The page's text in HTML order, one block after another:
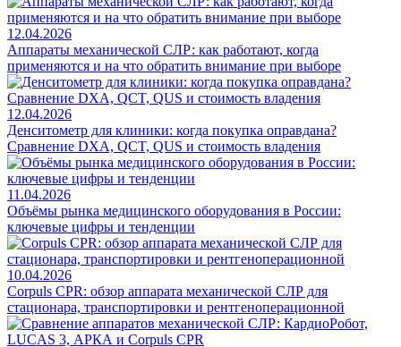
12.04.2026
Аппараты механической СЛР: как работают, когда
применяются и на что обратить внимание при выборе
12.04.2026
Денситометр для клиники: когда покупка оправдана?
Сравнение DXA, QCT, QUS и стоимость владения
11.04.2026
Объёмы рынка медицинского оборудования в России:
ключевые цифры и тенденции
10.04.2026
Corpuls CPR: обзор аппарата механической СЛР для
стационара, транспортировки и рентгеноперационной